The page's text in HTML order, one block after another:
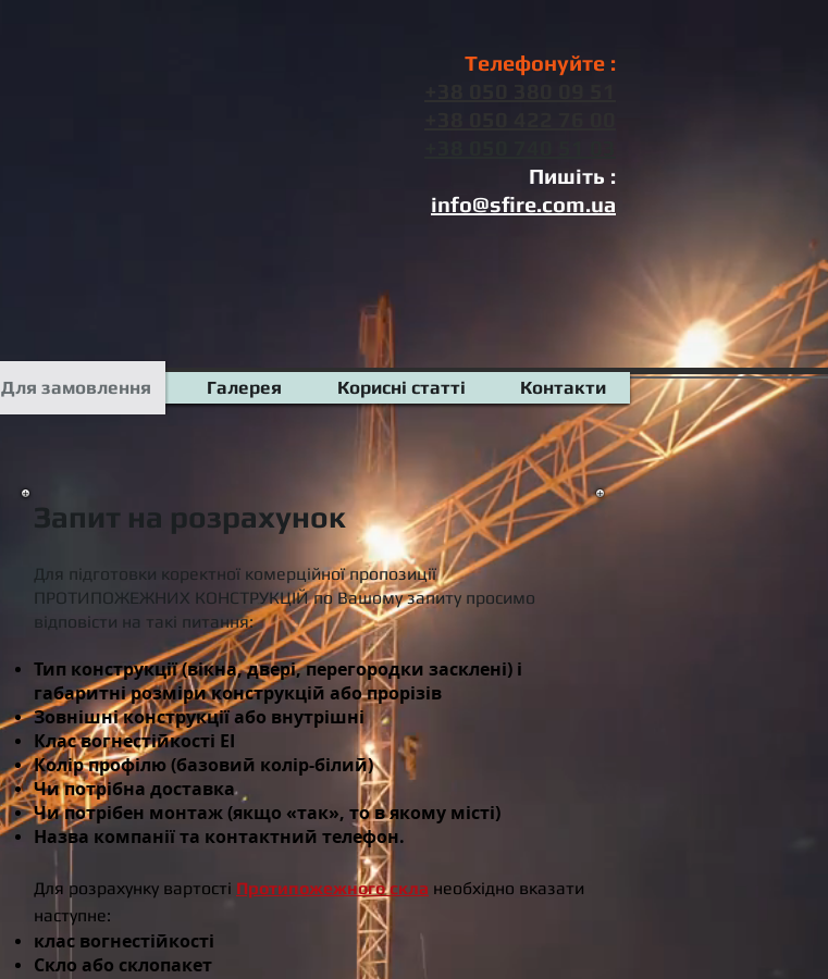
Телефонуйте :
Пишіть :
info@sfire.com.ua
Для замовлення Галерея Корисні статті Контакти
Запит на розрахунок
Для підготовки коректної комерційної пропозиції
ПРОТИПОЖЕЖНИХ КОНСТРУКЦІЙ по Вашому запиту просимо
відповісти на такі питання:
Тип конструкції (вікна, двері, перегородки засклені) і
габаритні розміри конструкцій або прорізів
Зовнішні конструкції або внутрішні
Клас вогнестійкості EI
Колір профілю (базовий колір-білий)
Чи потрібна доставка
Чи потрібен монтаж (якщо «так», то в якому місті)
Назва компанії та контактний телефон.
Для розрахунку вартості Протипожежного скла необхідно вказати
наступне:
клас вогнестійкості
Скло або склопакет